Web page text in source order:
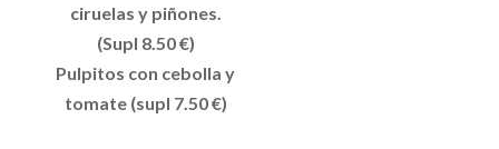
ciruelas y piñones.
(Supl 8.50 €)
Pulpitos con cebolla y
tomate (supl 7.50 €)